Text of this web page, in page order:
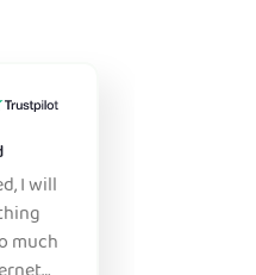
I will
much